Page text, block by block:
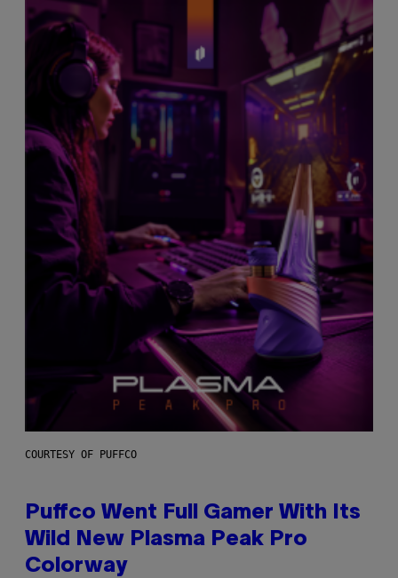
COURTESY OF PUFFCO
Puffco Went Full Gamer With Its
Wild New Plasma Peak Pro
Colorway